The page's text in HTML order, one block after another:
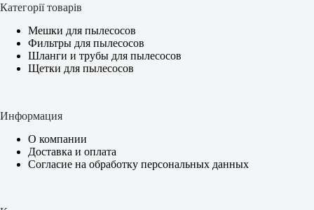
Категорії товарів
Мешки для пылесосов
Фильтры для пылесосов
Шланги и трубы для пылесосов
Щетки для пылесосов
Информация
О компании
Доставка и оплата
Согласие на обработку персональных данных